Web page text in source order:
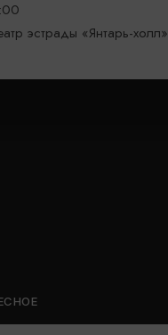
эстрады «Янтарь-холл»